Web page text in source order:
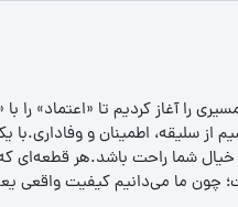
از سلیقه، اطمینان و
شما راحت باشد.هر قطعه‌ای که
چون ما می‌دانیم کیفیت واقعی